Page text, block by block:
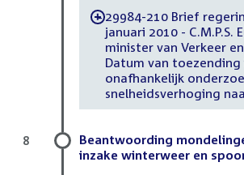
-29984-210 Brief
januari 2010 - C.M.P.S.
minister van Verkeer
Datum van toezending
onafhankelijk
snelheidsverhoging
Beantwoording
inzake winterweer en
8